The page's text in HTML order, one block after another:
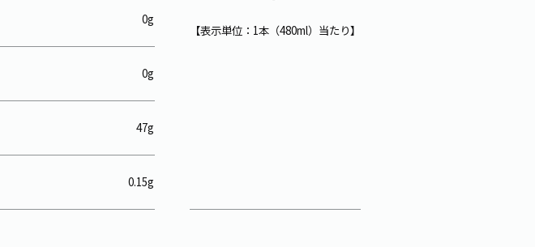
0g
0g
47g
0.15g
【表示単位：1本（480ml）当たり】